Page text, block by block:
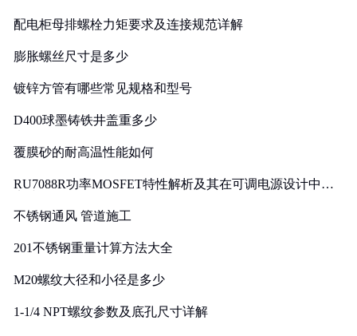
配电柜母排螺栓力矩要求及连接规范详解
膨胀螺丝尺寸是多少
镀锌方管有哪些常见规格和型号
D400球墨铸铁井盖重多少
覆膜砂的耐高温性能如何
RU7088R功率MOSFET特性解析及其在可调电源设计中的
不锈钢通风 管道施工
201不锈钢重量计算方法大全
M20螺纹大径和小径是多少
1-1/4 NPT螺纹参数及底孔尺寸详解